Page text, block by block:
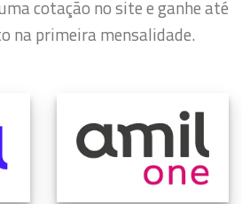
cotação no site e ganhe até
na primeira mensalidade.